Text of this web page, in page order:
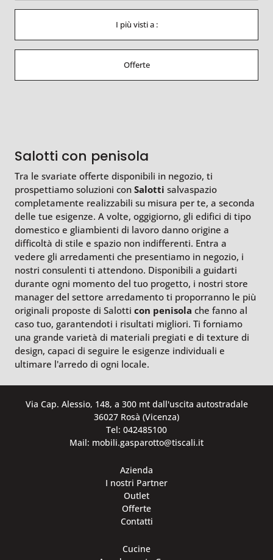
I più visti a :
Offerte
Salotti con penisola
Tra le svariate offerte disponibili in negozio, ti
prospettiamo soluzioni con Salotti salvaspazio
completamente realizzabili su misura per te, a seconda
delle tue esigenze. A volte, oggigiorno, gli edifici di tipo
domestico e gliambienti di lavoro danno origine a
difficoltà di stile e spazio non indifferenti. Entra a
vedere gli arredamenti che presentiamo in negozio, i
nostri consulenti ti attendono. Disponibili a guidarti
durante ogni momento del tuo progetto, i nostri store
manager del settore arredamento ti proporranno le più
originali proposte di Salotti con penisola che fanno al
caso tuo, garantendoti i risultati migliori. Ti forniamo
una grande varietà di materiali pregiati e di texture di
design, capaci di seguire le esigenze individuali e
ultimare l'arredo di ogni locale.
Via Cap. Alessio, 148, a 300 mt dall'uscita autostradale
36027 Rosà (Vicenza)
Tel: 042485100
Mail: mobili.gasparotto@tiscali.it
Azienda
I nostri Partner
Outlet
Offerte
Contatti
Cucine